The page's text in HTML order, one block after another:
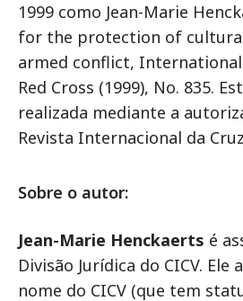
1999 como Jean-Marie
for the protection of
armed conflict,
Red Cross (1999), No. 835.
realizada mediante a
Revista Internacional da
Sobre o autor:
Jean-Marie Henckaerts é
Divisão Jurídica do CICV. Ele
nome do CICV (que tem